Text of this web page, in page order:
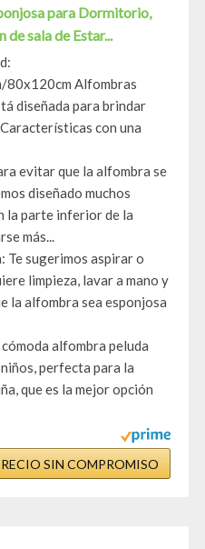
para Dormitorio,
sala de Estar...
Alfombras
diseñada para brindar
con una
evitar que la alfombra se
diseñado muchos
la parte inferior de la
más...
Te sugerimos aspirar o
limpieza, lavar a mano y
la alfombra sea esponjosa
alfombra peluda
perfecta para la
que es la mejor opción
SIN COMPROMISO